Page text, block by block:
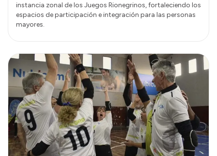
instancia zonal de los Juegos Rionegrinos, fortaleciendo los
espacios de participación e integración para las personas
mayores.